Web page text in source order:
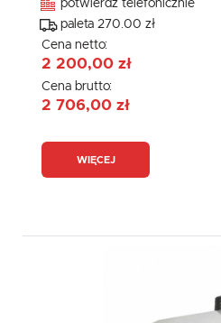
potwierdź telefonicznie
paleta 270.00 zł
Cena netto:
2 200,00 zł
Cena brutto:
2 706,00 zł
WIĘCEJ